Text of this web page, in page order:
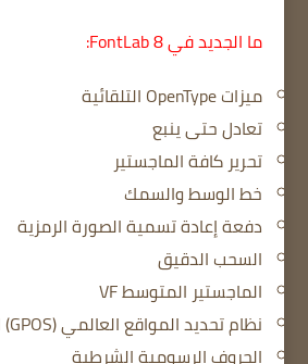
ما الجديد في FontLab 8:
ميزات OpenType التلقائية
تعادل حتى ينبع
تحرير كافة الماجستير
خط الوسط والسمك
دفعة إعادة تسمية الصورة الرمزية
السحب الدقيق
الماجستير المتوسط ​​VF
نظام تحديد المواقع العالمي (GPOS) البارامتري
الحروف الرسومية الشرطية